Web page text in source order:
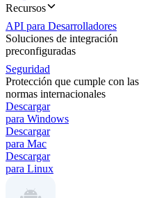
Recursos
API para Desarrolladores
Soluciones de integración
preconfiguradas
Seguridad
Protección que cumple con las
normas internacionales
Descargar
para Windows
Descargar
para Mac
Descargar
para Linux